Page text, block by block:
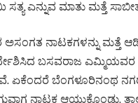
ಎನ್ನುವ ಮಾತು ಮತ್ತೆ
ನಾಟಕಗಳನ್ನು ಮತ್ತೆ
ಬಸವರಾಜ ಎಮ್ಮಿಯವರ
ಏಕೆಂದರೆ ಬೆಂಗಳೂರಿನಂಥ
ನಾಟಕ ಆಯ್ದುಕೊಂಡು,